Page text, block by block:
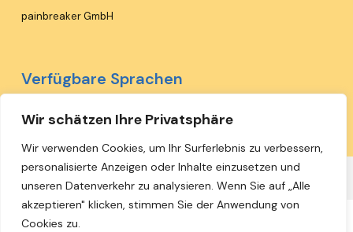
Wir schätzen Ihre Privatsphäre
Wir verwenden Cookies, um Ihr Surferlebnis zu verbessern,
personalisierte Anzeigen oder Inhalte einzusetzen und
unseren Datenverkehr zu analysieren. Wenn Sie auf „Alle
akzeptieren" klicken, stimmen Sie der Anwendung von
Cookies zu.
painbreaker GmbH
Verfügbare Sprachen